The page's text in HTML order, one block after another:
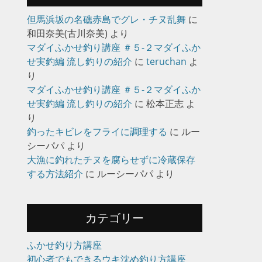
但馬浜坂の名礁赤島でグレ・チヌ乱舞 に
和田奈美(古川奈美) より
マダイふかせ釣り講座 ＃５-２マダイふか
せ実釣編 流し釣りの紹介 に teruchan よ
り
マダイふかせ釣り講座 ＃５-２マダイふか
せ実釣編 流し釣りの紹介 に 松本正志 よ
り
釣ったキビレをフライに調理する に ルー
シーパパ より
大漁に釣れたチヌを腐らせずに冷蔵保存
する方法紹介 に ルーシーパパ より
カテゴリー
ふかせ釣り方講座
初心者でもできるウキ沈め釣り方講座